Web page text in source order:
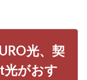
光、契
光がおす